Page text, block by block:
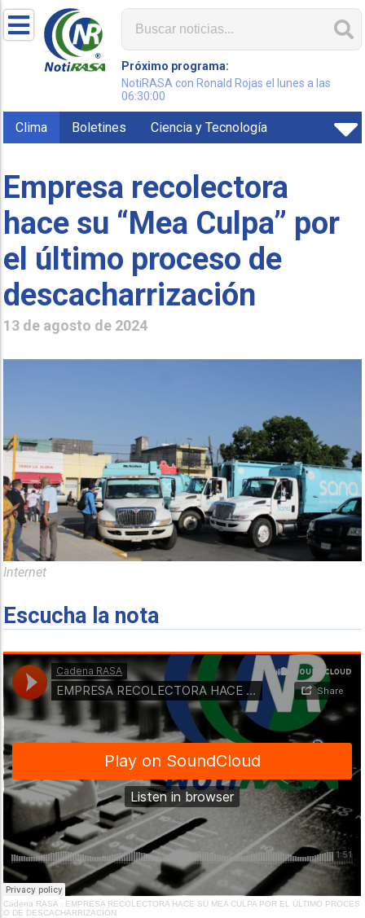
Próximo programa:
NotiRASA con Ronald Rojas el lunes a las
06:30:00
Clima Boletines Ciencia y Tecnología
Empresa recolectora
hace su “Mea Culpa” por
el último proceso de
descacharrización
13 de agosto de 2024
Internet
Escucha la nota
Cadena RASA · EMPRESA RECOLECTORA HACE SU MEA CULPA POR EL ÚLTIMO PROCES
O DE DESCACHARRIZACIÓN